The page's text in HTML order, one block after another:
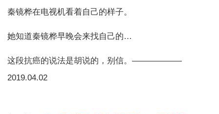
秦镜桦在电视机看着自己的样子。
她知道秦镜桦早晚会来找自己的…
这段抗癌的说法是胡说的，别信。——————
2019.04.02